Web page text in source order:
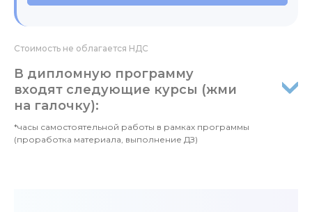
Стоимость не облагается НДС
В дипломную программу
входят следующие курсы (жми
на галочку):
*часы самостоятельной работы в рамках программы
(проработка материала, выполнение ДЗ)